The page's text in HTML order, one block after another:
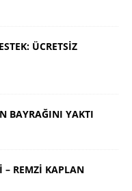
ÜCRETSİZ
BAYRAĞINI YAKTI
– REMZİ KAPLAN